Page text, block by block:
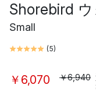
Shorebird
Small
(5)
￥6,070 ￥6,940